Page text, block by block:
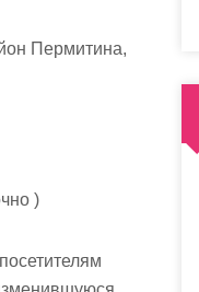
Пермитина,
)